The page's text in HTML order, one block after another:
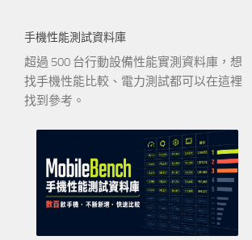
手機性能測試資料庫
超過 500 台行動設備性能實測資料庫，想
找手機性能比較、電力測試都可以在這裡
找到參考。